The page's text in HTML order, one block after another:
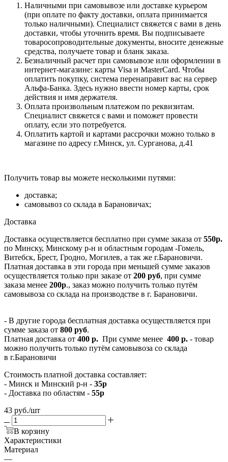
Наличными при самовывозе или доставке курьером
(при оплате по факту доставки, оплата принимается
только наличными). Специалист свяжется с вами в день
доставки, чтобы уточнить время. Вы подписываете
товаросопроводительные документы, вносите денежные
средства, получаете товар и бланк заказа.
Безналичный расчет при самовывозе или оформлении в
интернет-магазине: карты Visa и MasterCard. Чтобы
оплатить покупку, система перенаправит вас на сервер
Альфа-Банка. Здесь нужно ввести номер карты, срок
действия и имя держателя.
Оплата произвольным платежом по реквизитам.
Специалист свяжется с вами и поможет провести
оплату, если это потребуется.
Оплатить картой и картами рассрочки можно только в
магазине по адресу г.Минск, ул. Сурганова, д.41
Получить товар вы можете несколькими путями:
доставка;
самовывоз со склада в Барановичах;
Доставка
Доставка осуществляется бесплатно при сумме заказа от 550р.
по Минску, Минскому р-н и областным городам -Гомель,
Витебск, Брест, Гродно, Могилев, а так же г.Барановичи.
Платная доставка в эти города при меньшей сумме заказов
осуществляется только при заказе от 200 руб, при сумме
заказа менее 200р., заказ можно получить только путём
самовывоза со склада на производстве в г. Барановичи.
- В другие города бесплатная доставка осуществляется при
сумме заказа от 800 руб.
Платная доставка от 400 р. При сумме менее 400 р. - товар
можно получить только путём самовывоза со склада
в г.Барановичи
Стоимость платной доставка составляет:
- Минск и Минский р-н - 35р
- Доставка по областям - 55р
43 руб./шт
В корзину
Характеристики
Материал
—